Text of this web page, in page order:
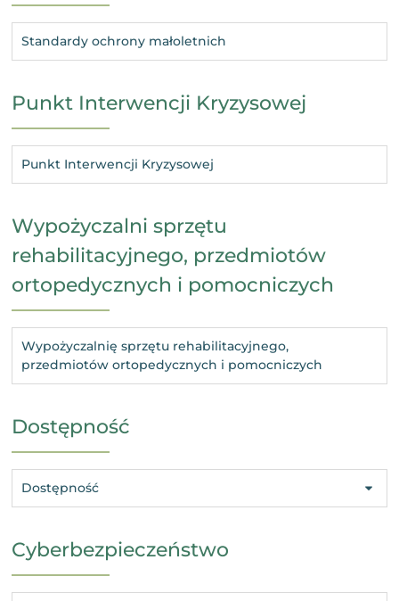
Standardy ochrony małoletnich
Punkt Interwencji Kryzysowej
Punkt Interwencji Kryzysowej
Wypożyczalni sprzętu
rehabilitacyjnego, przedmiotów
ortopedycznych i pomocniczych
Wypożyczalnię sprzętu rehabilitacyjnego,
przedmiotów ortopedycznych i pomocniczych
Dostępność
Dostępność
Cyberbezpieczeństwo